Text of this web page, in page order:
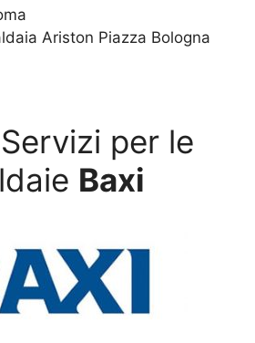
Ariston Piazza Bologna
per le
Baxi